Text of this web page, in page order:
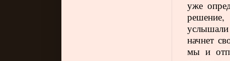
уже
начнет
мы и